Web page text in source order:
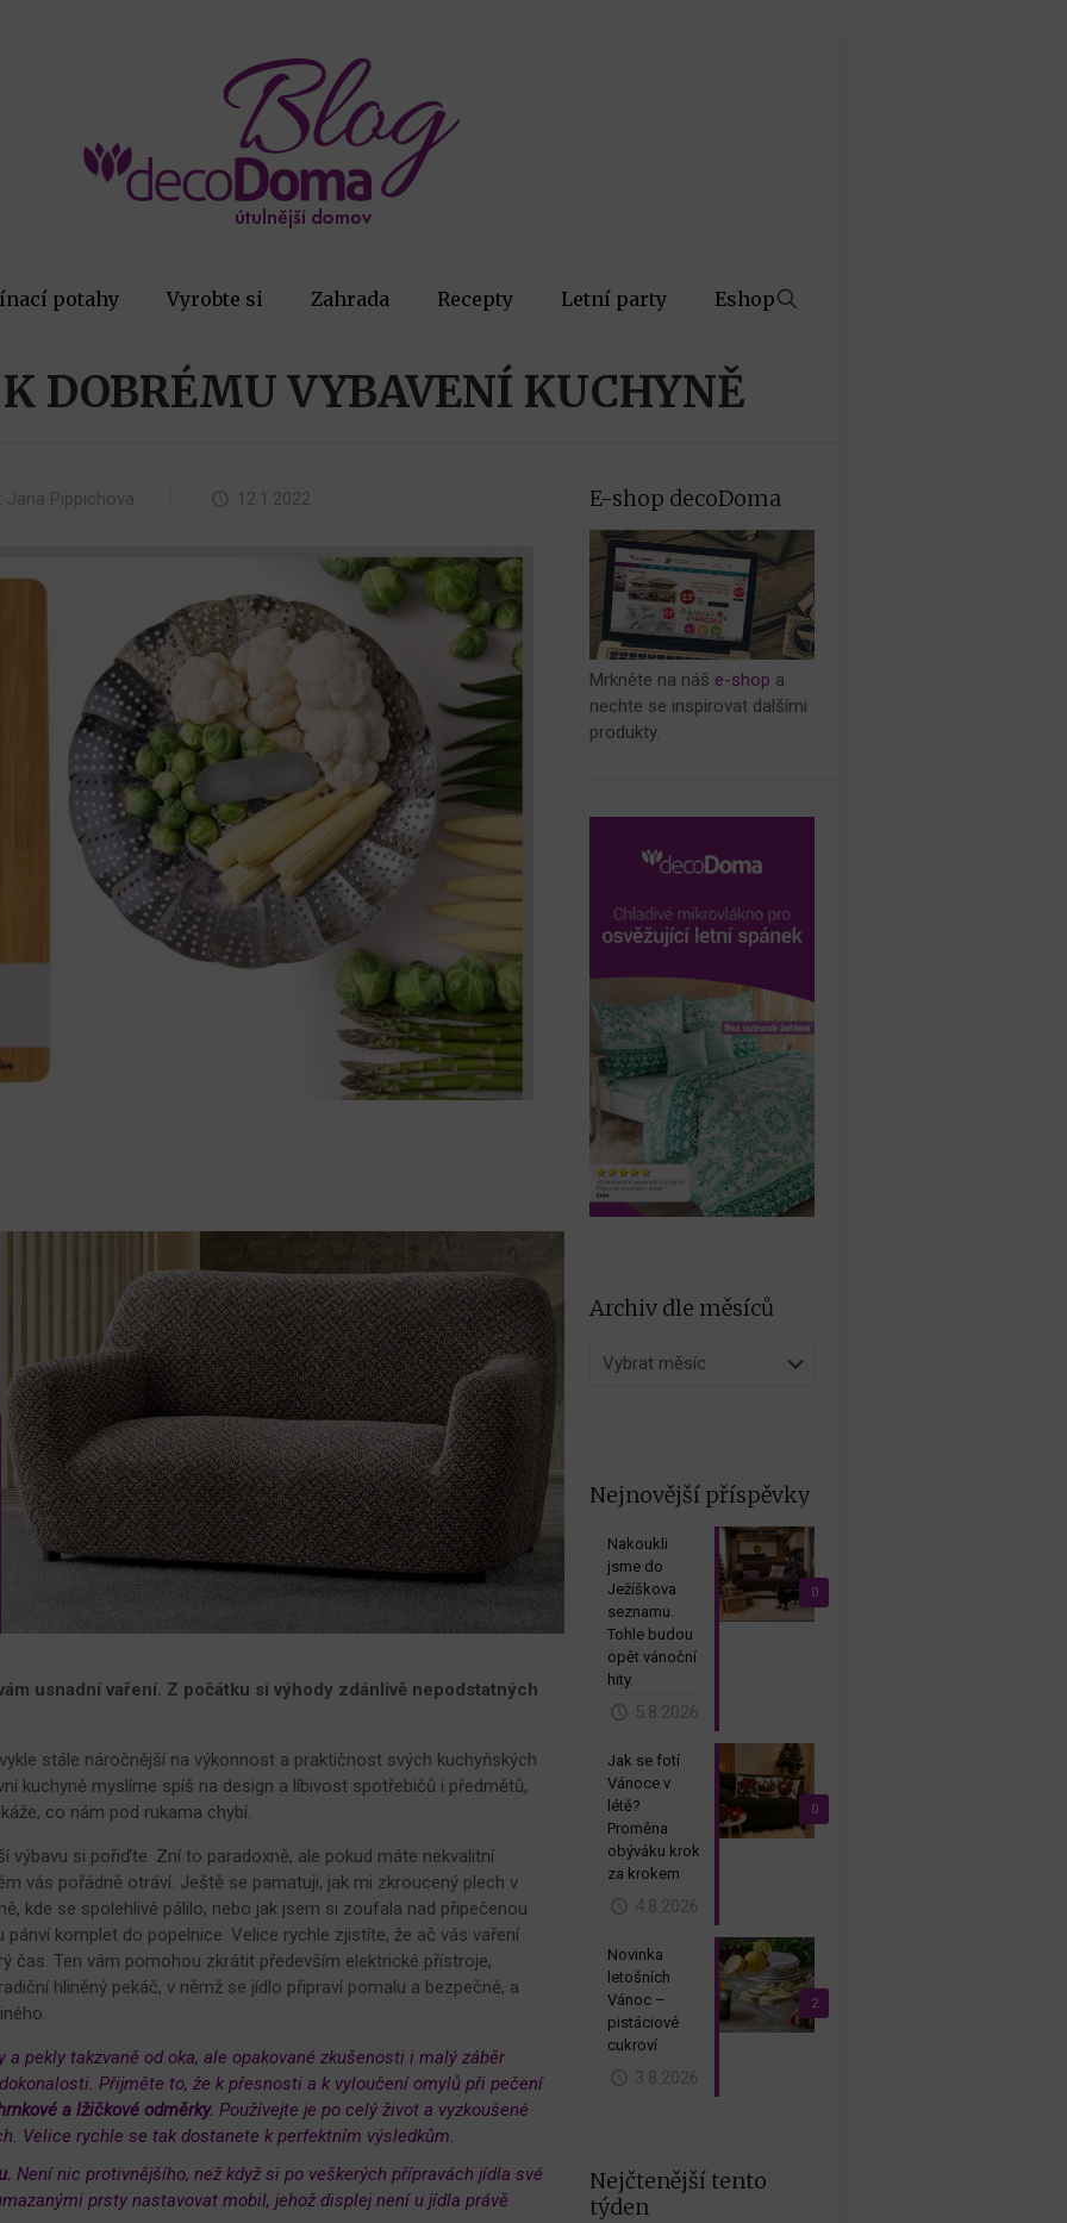
potahy Vyrobte si Zahrada Recepty Letní party Eshop
DOBRÉMU VYBAVENÍ KUCHYNĚ
Jana Pippichova 12.1.2022
usnadní vaření. Z počátku si výhody zdánlivě nepodstatných
stále náročnější na výkonnost a praktičnost svých kuchyňských
kuchyně myslíme spíš na design a líbivost spotřebičů i předmětů,
co nám pod rukama chybí.
výbavu si pořiďte. Zní to paradoxně, ale pokud máte nekvalitní
vás pořádně otráví. Ještě se pamatuji, jak mi zkroucený plech v
kde se spolehlivě pálilo, nebo jak jsem si zoufala nad připečenou
komplet do popelnice. Velice rychle zjistíte, že ač vás vaření
čas. Ten vám pomohou zkrátit především elektrické přístroje,
hliněný pekáč, v němž se jídlo připraví pomalu a bezpečně, a
pekly takzvaně od oka, ale opakované zkušenosti i malý záběr
Přijměte to, že k přesnosti a k vyloučení omylů při pečení
a lžičkové odměrky. Používejte je po celý život a vyzkoušené
Velice rychle se tak dostanete k perfektním výsledkům.
Není nic protivnějšího, než když si po veškerých přípravách jídla své
prsty nastavovat mobil, jehož displej není u jídla právě
E-shop decoDoma
Mrkněte na náš e-shop a
nechte se inspirovat dalšími
produkty.
Archiv dle měsíců
Archiv
Nejnovější příspěvky
0
Nakoukli
jsme do
Ježíškova
seznamu.
Tohle budou
opět vánoční
hity.
5.8.2026
0
Jak se fotí
Vánoce v
létě?
Proměna
obýváku krok
za krokem
4.8.2026
2
Novinka
letošních
Vánoc –
pistáciové
cukroví
3.8.2026
Nejčtenější tento
týden